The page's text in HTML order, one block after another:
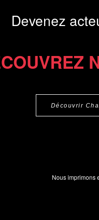
Devenez
Découvrir
Nous imprimons